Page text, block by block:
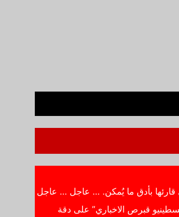
قارئها بأدق ما يُمكن. … عاجل … عاجل
قبرص الاخباري” على دقة